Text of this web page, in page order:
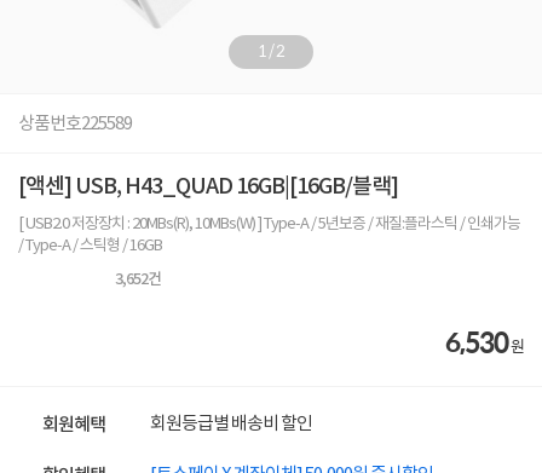
1/2
상품번호225589
[액센] USB, H43_QUAD 16GB|[16GB/블랙]
[ USB2.0 저장장치 : 20MBs(R), 10MBs(W) ] Type-A / 5년보증 / 재질:플라스틱 / 인쇄가능
/ Type-A / 스틱형 / 16GB
3,652건
6,530원
회원혜택 회원등급별 배송비 할인